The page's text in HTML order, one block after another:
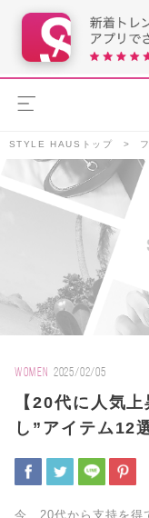
STYLE HAUSトップ
WOMEN 2025/02/05
【20代に人気
し”アイテム12
今、20代から支持を得